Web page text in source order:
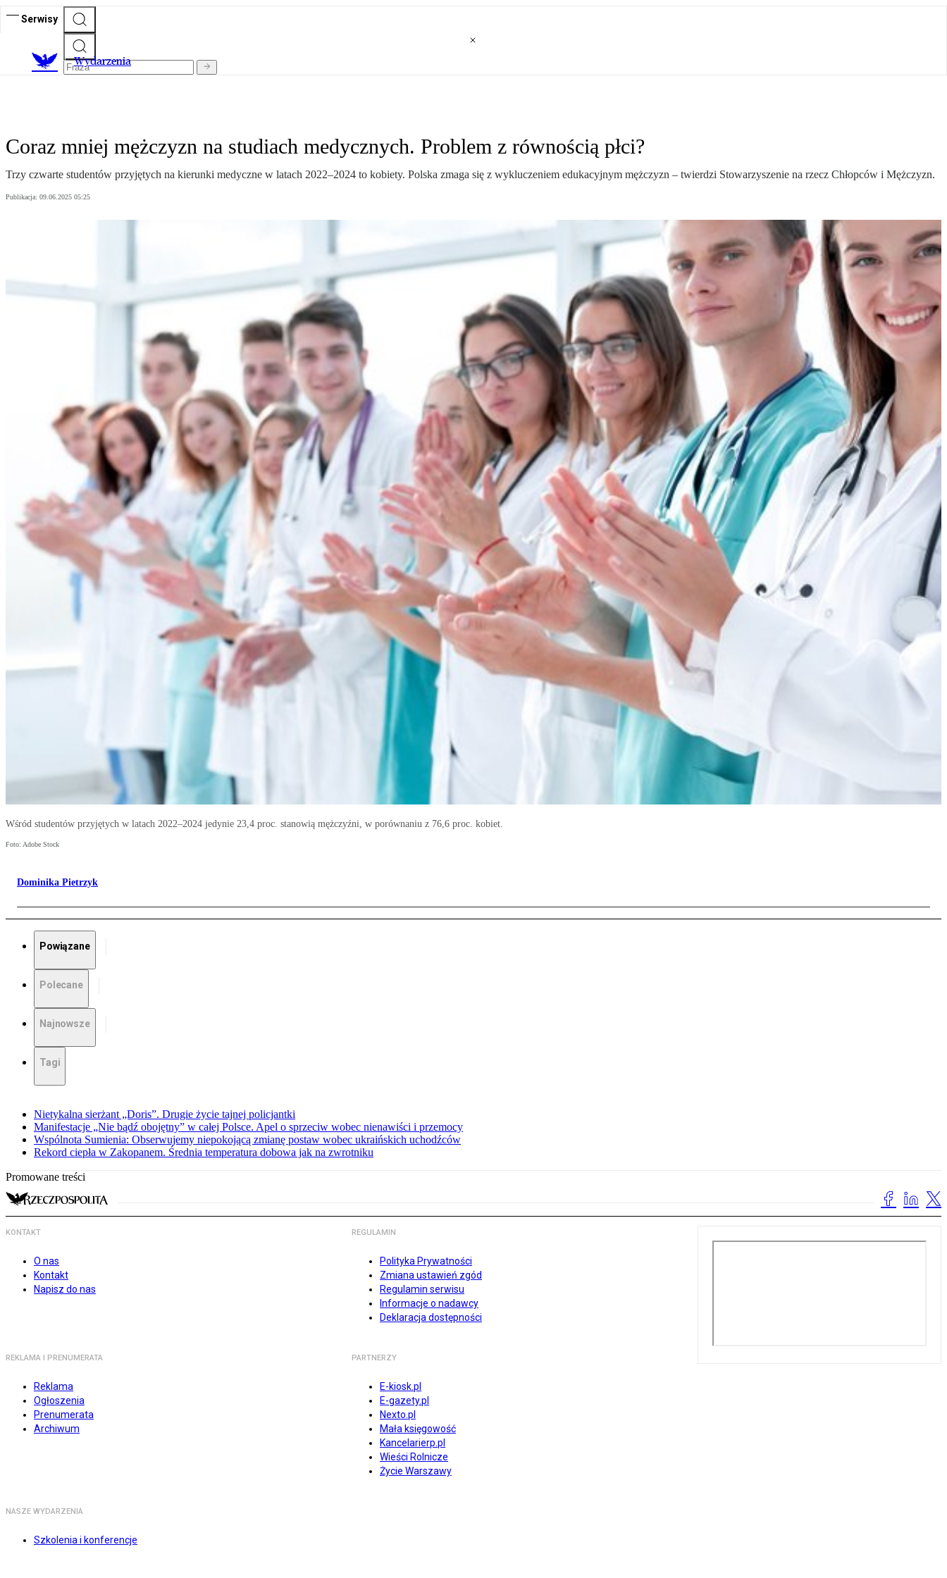
Serwisy
Wydarzenia
Coraz mniej mężczyzn na studiach medycznych. Problem z równością płci?
Trzy czwarte studentów przyjętych na kierunki medyczne w latach 2022–2024 to kobiety. Polska zmaga się z wykluczeniem edukacyjnym mężczyzn – twierdzi Stowarzyszenie na rzecz Chłopców i Mężczyzn.
Publikacja: 09.06.2025 05:25
Wśród studentów przyjętych w latach 2022–2024 jedynie 23,4 proc. stanowią mężczyźni, w porównaniu z 76,6 proc. kobiet.
Foto: Adobe Stock
Dominika Pietrzyk
Powiązane
Polecane
Najnowsze
Tagi
Nietykalna sierżant „Doris”. Drugie życie tajnej policjantki
Manifestacje „Nie bądź obojętny” w całej Polsce. Apel o sprzeciw wobec nienawiści i przemocy
Wspólnota Sumienia: Obserwujemy niepokojącą zmianę postaw wobec ukraińskich uchodźców
Rekord ciepła w Zakopanem. Średnia temperatura dobowa jak na zwrotniku
Promowane treści
KONTAKT
O nas
Kontakt
Napisz do nas
REGULAMIN
Polityka Prywatności
Zmiana ustawień zgód
Regulamin serwisu
Informacje o nadawcy
Deklaracja dostępności
REKLAMA I PRENUMERATA
Reklama
Ogłoszenia
Prenumerata
Archiwum
PARTNERZY
E-kiosk.pl
E-gazety.pl
Nexto.pl
Mała księgowość
Kancelarierp.pl
Wieści Rolnicze
Życie Warszawy
NASZE WYDARZENIA
Szkolenia i konferencje